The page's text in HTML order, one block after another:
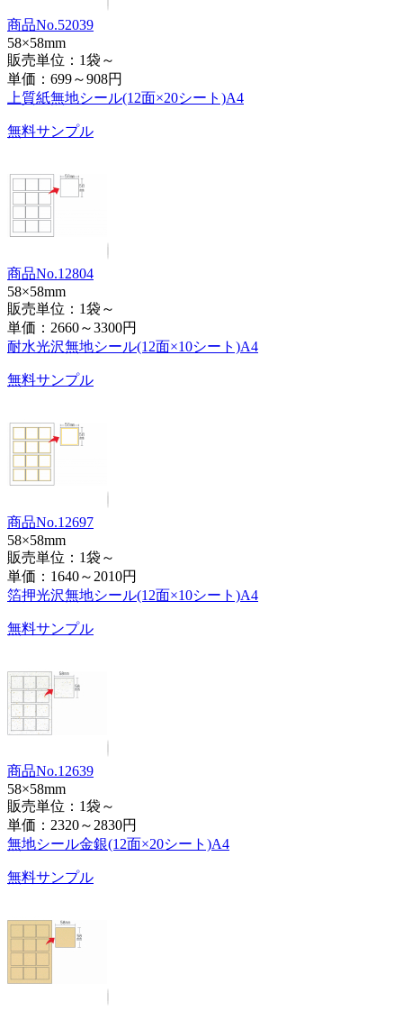
商品No.52039
58×58mm
販売単位：1袋～
単価： 699～908円
上質紙無地シール(12面×20シート)A4
無料サンプル
商品No.12804
58×58mm
販売単位：1袋～
単価： 2660～3300円
耐水光沢無地シール(12面×10シート)A4
無料サンプル
商品No.12697
58×58mm
販売単位：1袋～
単価： 1640～2010円
箔押光沢無地シール(12面×10シート)A4
無料サンプル
商品No.12639
58×58mm
販売単位：1袋～
単価： 2320～2830円
無地シール金銀(12面×20シート)A4
無料サンプル